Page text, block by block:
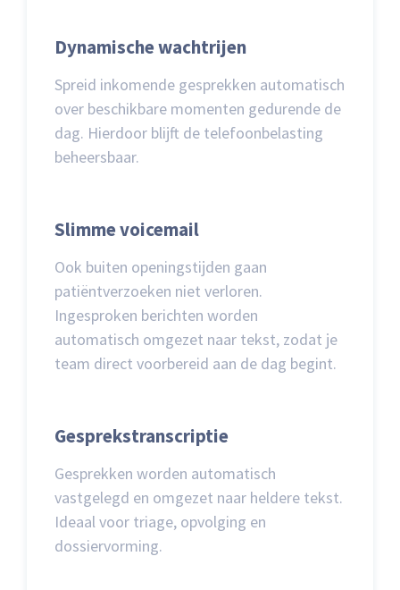
Dynamische wachtrijen
Spreid inkomende gesprekken automatisch
over beschikbare momenten gedurende de
dag. Hierdoor blijft de telefoonbelasting
beheersbaar.
Slimme voicemail
Ook buiten openingstijden gaan
patiëntverzoeken niet verloren.
Ingesproken berichten worden
automatisch omgezet naar tekst, zodat je
team direct voorbereid aan de dag begint.
Gesprekstranscriptie
Gesprekken worden automatisch
vastgelegd en omgezet naar heldere tekst.
Ideaal voor triage, opvolging en
dossiervorming.